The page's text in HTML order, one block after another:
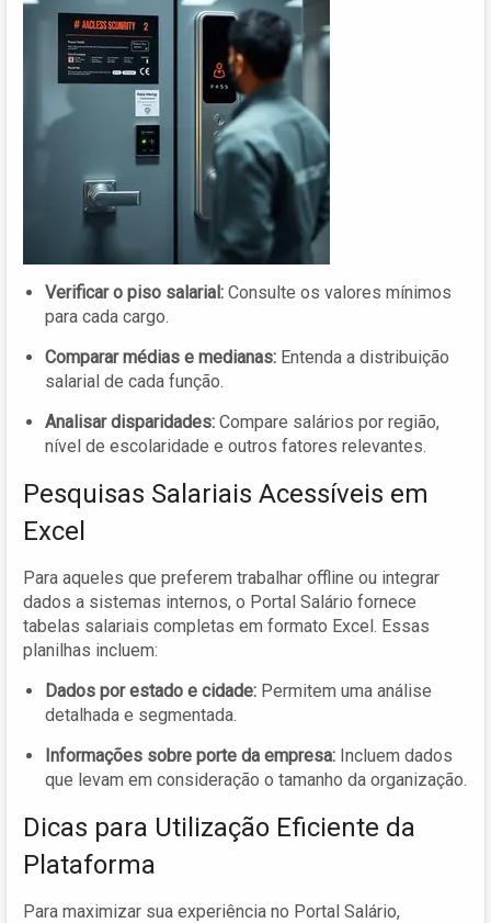
Verificar o piso salarial: Consulte os valores mínimos
para cada cargo.
Comparar médias e medianas: Entenda a distribuição
salarial de cada função.
Analisar disparidades: Compare salários por região,
nível de escolaridade e outros fatores relevantes.
Pesquisas Salariais Acessíveis em
Excel
Para aqueles que preferem trabalhar offline ou integrar
dados a sistemas internos, o Portal Salário fornece
tabelas salariais completas em formato Excel. Essas
planilhas incluem:
Dados por estado e cidade: Permitem uma análise
detalhada e segmentada.
Informações sobre porte da empresa: Incluem dados
que levam em consideração o tamanho da organização.
Dicas para Utilização Eficiente da
Plataforma
Para maximizar sua experiência no Portal Salário,